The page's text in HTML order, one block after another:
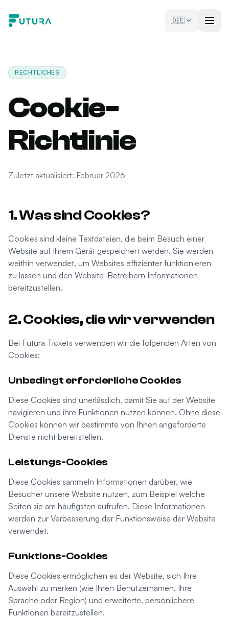
🇩🇪
RECHTLICHES
Cookie-
Richtlinie
Zuletzt aktualisiert: Februar 2026
1. Was sind Cookies?
Cookies sind kleine Textdateien, die beim Besuch einer
Website auf Ihrem Gerät gespeichert werden. Sie werden
weithin verwendet, um Websites effizienter funktionieren
zu lassen und den Website-Betreibern Informationen
bereitzustellen.
2. Cookies, die wir verwenden
Bei Futura Tickets verwenden wir die folgenden Arten von
Cookies:
Unbedingt erforderliche Cookies
Diese Cookies sind unerlässlich, damit Sie auf der Website
navigieren und ihre Funktionen nutzen können. Ohne diese
Cookies können wir bestimmte von Ihnen angeforderte
Dienste nicht bereitstellen.
Leistungs-Cookies
Diese Cookies sammeln Informationen darüber, wie
Besucher unsere Website nutzen, zum Beispiel welche
Seiten sie am häufigsten aufrufen. Diese Informationen
werden zur Verbesserung der Funktionsweise der Website
verwendet.
Funktions-Cookies
Diese Cookies ermöglichen es der Website, sich Ihre
Auswahl zu merken (wie Ihren Benutzernamen, Ihre
Sprache oder Region) und erweiterte, persönlichere
Funktionen bereitzustellen.